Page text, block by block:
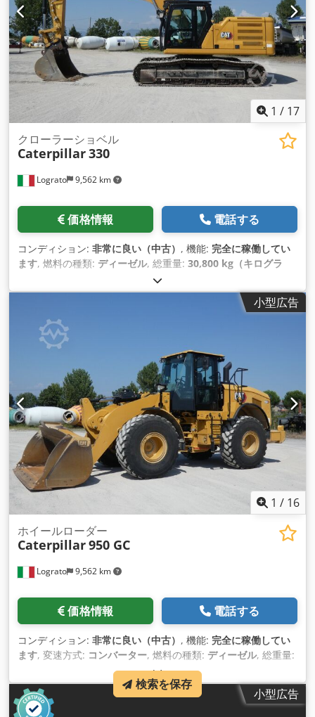
1 / 17
Lograto 9,562 km
クローラーショベル
Caterpillar330
価格情報 電話する
コンディション: 非常に良い（中古） , 機能: 完全に稼働してい
ます, 燃料の種類: ディーゼル, 総重量: 30,800 kg（キログラ
キャビン, スチールトラック
小型広告
1 / 16
Lograto 9,562 km
ホイールローダー
Caterpillar950 GC
価格情報 電話する
コンディション: 非常に良い（中古） , 機能: 完全に稼働してい
ます, 変速方式: コンバーター, 燃料の種類: ディーゼル, 総重量:
19,020 kg（キログラム）, 初回登録:01/2022
装備:エアコン,
小型広告
検索を保存